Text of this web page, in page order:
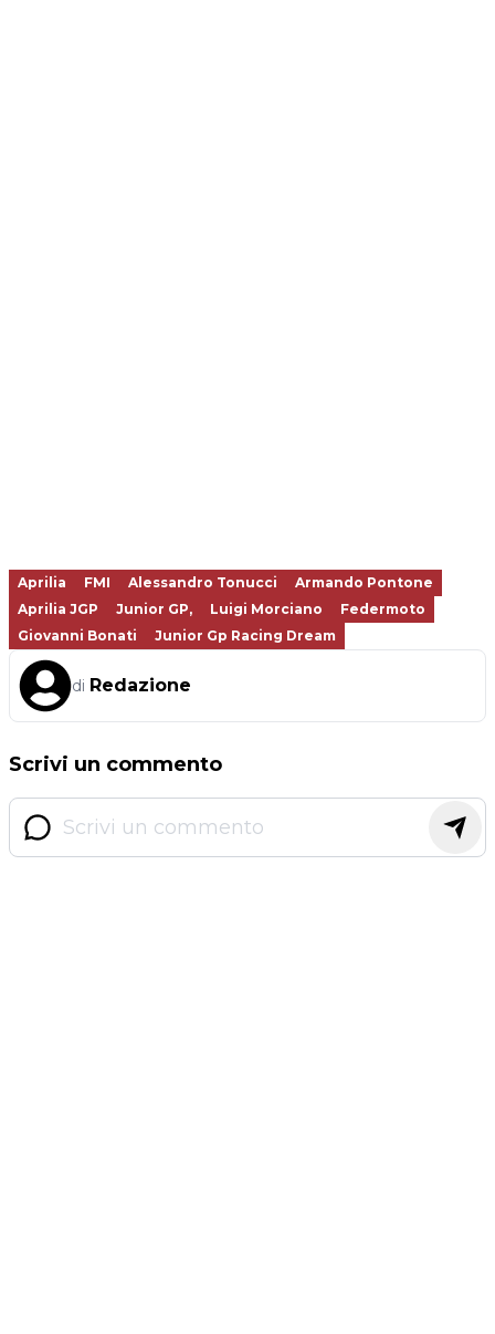
Aprilia FMI Alessandro Tonucci
Armando Pontone
Aprilia JGP
Junior GP, Luigi Morciano
Federmoto
Giovanni Bonati
Junior Gp Racing Dream
di Redazione
Scrivi un commento